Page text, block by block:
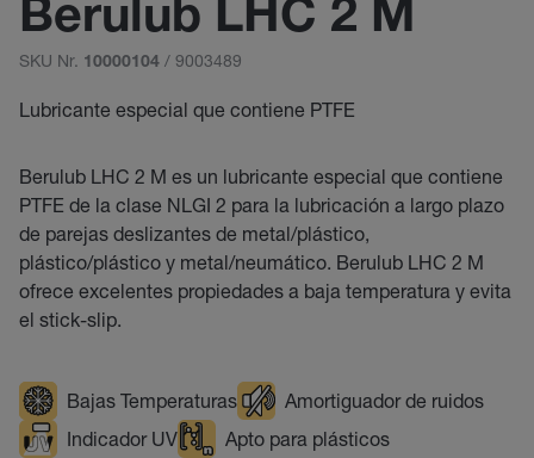
Berulub LHC 2 M
SKU Nr. 10000104 / 9003489
Lubricante especial que contiene PTFE
Berulub LHC 2 M es un lubricante especial que contiene
PTFE de la clase NLGI 2 para la lubricación a largo plazo
de parejas deslizantes de metal/plástico,
plástico/plástico y metal/neumático. Berulub LHC 2 M
ofrece excelentes propiedades a baja temperatura y evita
el stick-slip.
Bajas Temperaturas
Amortiguador de ruidos
Indicador UV
Apto para plásticos